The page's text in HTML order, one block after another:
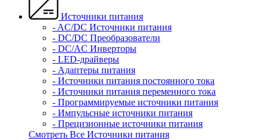
Источники питания
- AC/DC Источники питания
- DC/DC Преобразователи
- DC/AC Инверторы
- LED-драйверы
- Адаптеры питания
- Источники питания постоянного тока
- Источники питания переменного тока
- Программируемые источники питания
- Импульсные источники питания
- Прецизионные источники питания
Смотреть Все Источники питания